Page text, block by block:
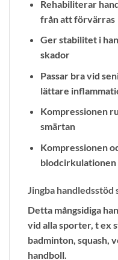
Rehabiliterar
från att förvärras
Ger stabilitet i
skador
Passar bra vid
lättare
Kompressionen
smärtan
Kompressionen
blodcirkulationen
Jingba
Detta mångsidiga
vid alla sporter, t ex
badminton, squash,
handboll.